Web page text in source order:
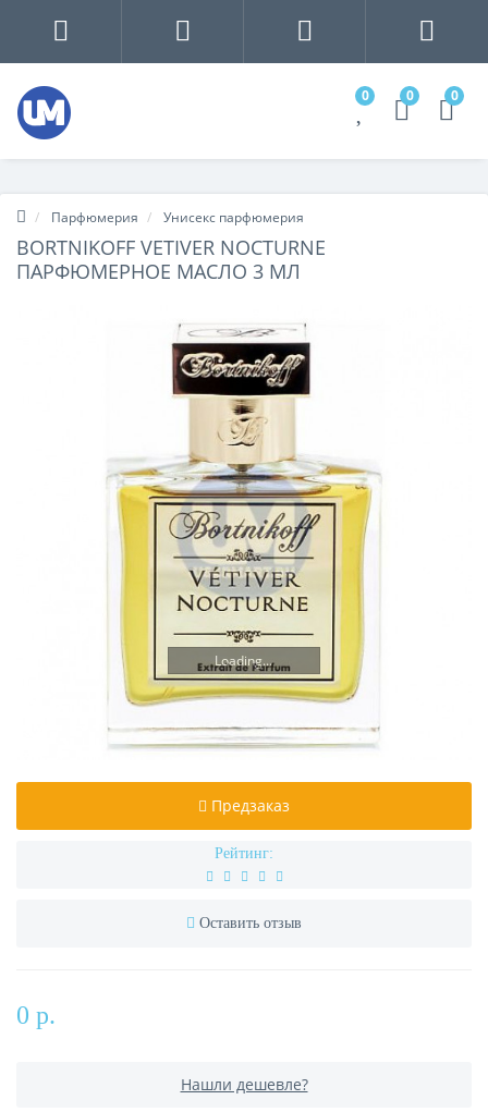
0 0 0
Парфюмерия Унисекс парфюмерия
BORTNIKOFF VETIVER NOCTURNE
ПАРФЮМЕРНОЕ МАСЛО 3 МЛ
Loading...
Предзаказ
Рейтинг:
Оставить отзыв
0 р.
Нашли дешевле?